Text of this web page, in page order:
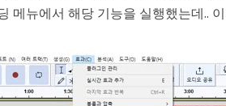
메뉴에서 해당 기능을 실행했는데..